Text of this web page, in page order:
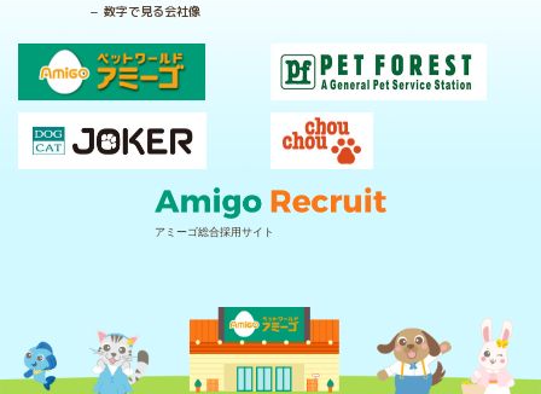
アミーゴ総合採用サイト
数字で見る会社像